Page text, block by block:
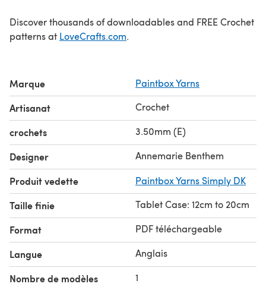
Discover thousands of downloadables and FREE Crochet
patterns at LoveCrafts.com.
Marque Paintbox Yarns
Artisanat Crochet
crochets 3.50mm (E)
Designer Annemarie Benthem
Produit vedette Paintbox Yarns Simply DK
Taille finie Tablet Case: 12cm to 20cm
Format PDF téléchargeable
Langue Anglais
Nombre de modèles 1